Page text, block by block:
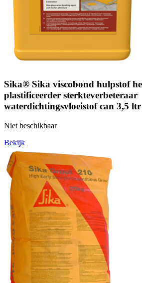
Sika® Sika viscobond hulpstof
plastificeerder sterkteverbeteraar
waterdichtingsvloeistof can 3,5 ltr
Niet beschikbaar
Bekijk